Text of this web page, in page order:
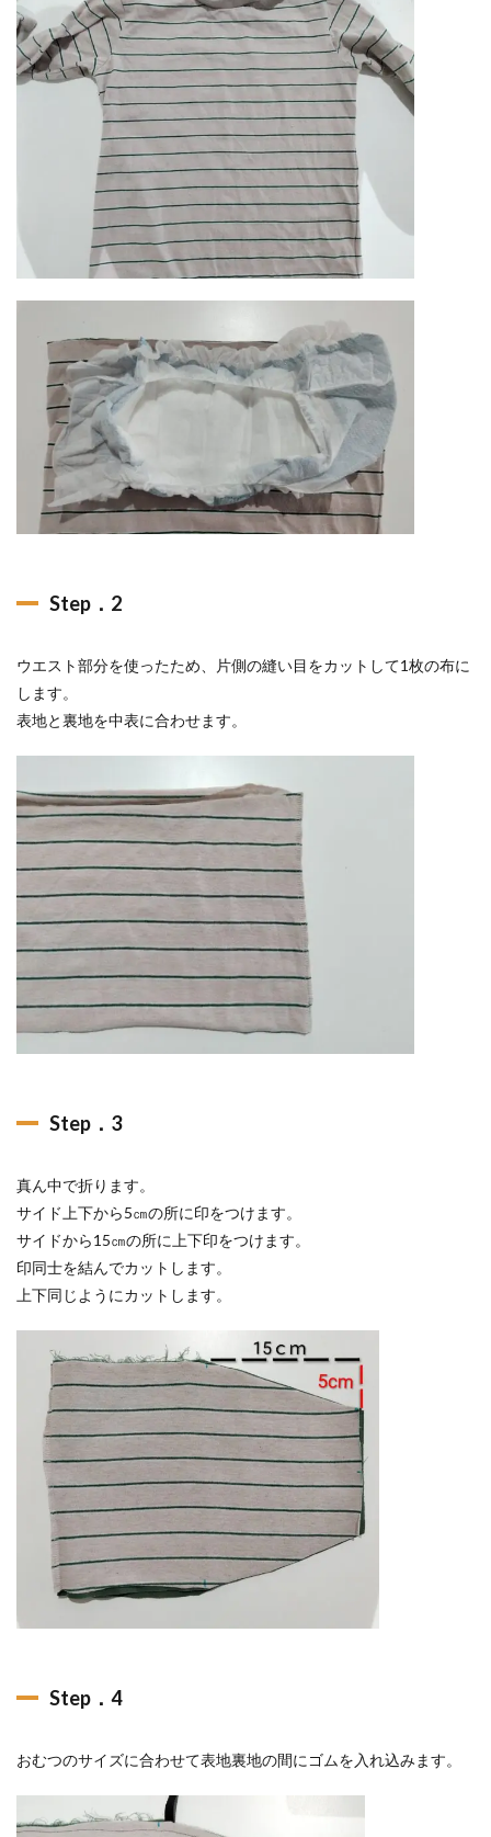
Step．2
ウエスト部分を使ったため、片側の縫い目をカットして1枚の布に
します。
表地と裏地を中表に合わせます。
Step．3
真ん中で折ります。
サイド上下から5㎝の所に印をつけます。
サイドから15㎝の所に上下印をつけます。
印同士を結んでカットします。
上下同じようにカットします。
Step．4
おむつのサイズに合わせて表地裏地の間にゴムを入れ込みます。